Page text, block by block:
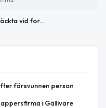
Tillhyggen upptäckta vid fordonskontroll i Boden – anmälan upprättad
försvunnen person
i Gällivare